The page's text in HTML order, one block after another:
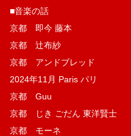
■音楽の話
京都 即今 藤本
京都 辻布紗
京都 アンドブレッド
2024年11月 Paris パリ
京都 Guu
京都 じき ごだん 東洋賢士
京都 モーネ